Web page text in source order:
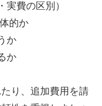
費の区別）
的か
か
か
り、追加費用を請